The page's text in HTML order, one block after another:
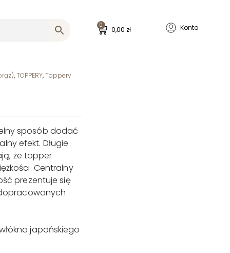
0,00 zł
0 Konto
,TOPPERY,Toppery
sposób dodać
efekt. Długie
że topper
Centralny
prezentuje się
japońskiego